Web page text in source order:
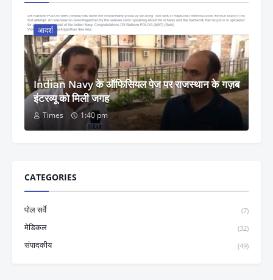
आदर्श
Indian Navy के ऑफिसियल पेज पर राजस्थान के गज़ब
इंटरव्यू को मिली जगह
Times 1:40 pm
CATEGORIES
पोल सर्वे (7)
मेडिकल (32)
संपादकीय (49)